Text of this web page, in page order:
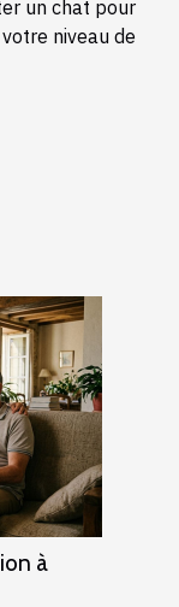
un chat pour
niveau de
à